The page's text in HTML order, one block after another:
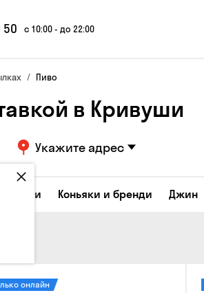
50 с 10:00 - до 22:00
Пиво
в Кривуши
Укажите адрес
Коньяки и бренди Джин
онлайн